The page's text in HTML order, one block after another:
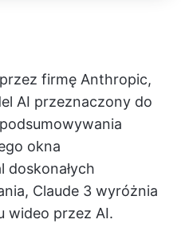
firmę Anthropic,
AI przeznaczony do
okna
doskonałych
Claude 3 wyróżnia
wideo przez AI.